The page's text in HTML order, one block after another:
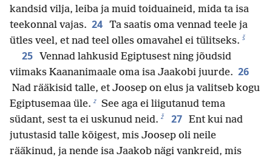
kandsid vilja, leiba ja muid toiduaineid, mida ta isa
teekonnal vajas. 24 Ta saatis oma vennad teele ja
ütles veel, et nad teel olles omavahel ei tülitseks. š
25 Vennad lahkusid Egiptusest ning jõudsid
viimaks Kaananimaale oma isa Jaakobi juurde. 26
Nad rääkisid talle, et Joosep on elus ja valitseb kogu
Egiptusemaa üle. z See aga ei liigutanud tema
südant, sest ta ei uskunud neid. ž 27 Ent kui nad
jutustasid talle kõigest, mis Joosep oli neile
rääkinud, ja nende isa Jaakob nägi vankreid, mis